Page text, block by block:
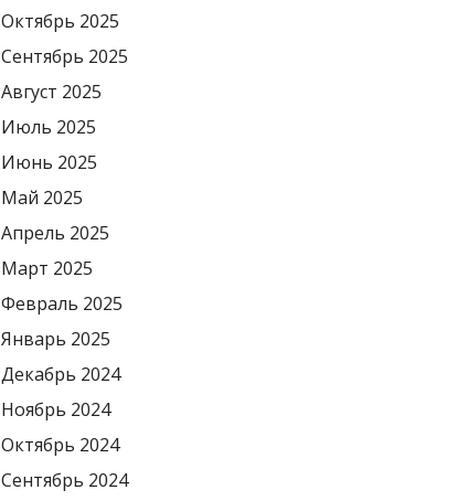
Октябрь 2025
Сентябрь 2025
Август 2025
Июль 2025
Июнь 2025
Май 2025
Апрель 2025
Март 2025
Февраль 2025
Январь 2025
Декабрь 2024
Ноябрь 2024
Октябрь 2024
Сентябрь 2024